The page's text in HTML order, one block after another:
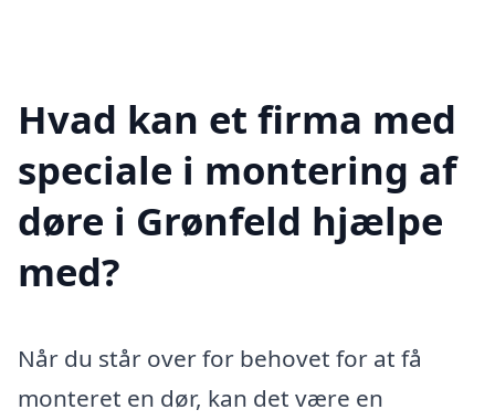
Hvad kan et firma med
speciale i montering af
døre i Grønfeld hjælpe
med?
Når du står over for behovet for at få
monteret en dør, kan det være en